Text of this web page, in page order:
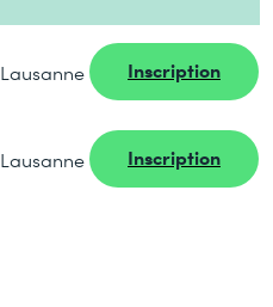
Lausanne Inscription
Lausanne Inscription